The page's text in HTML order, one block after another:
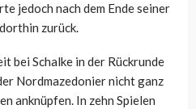
jedoch nach dem Ende seiner
zurück.
bei Schalke in der Rückrunde
Nordmazedonier nicht ganz
anknüpfen. In zehn Spielen